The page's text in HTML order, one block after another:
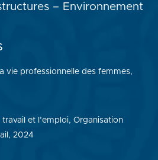
– Environnement
vie professionnelle des femmes,
travail et l’emploi, Organisation
2024